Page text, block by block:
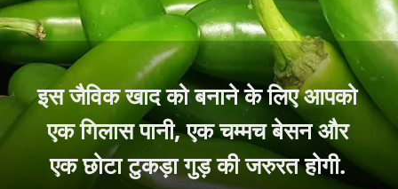
इस जैविक खाद को बनाने के लिए आपको
एक गिलास पानी, एक चम्मच बेसन और
एक छोटा टुकड़ा गुड़ की जरुरत होगी.